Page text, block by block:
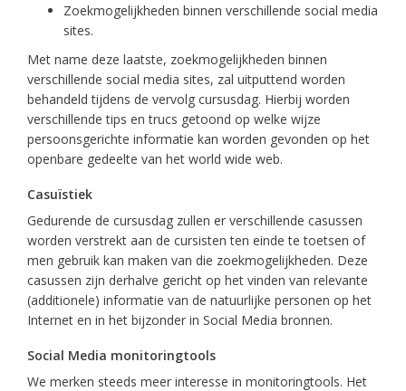
Zoekmogelijkheden binnen verschillende social media
sites.
Met name deze laatste, zoekmogelijkheden binnen
verschillende social media sites, zal uitputtend worden
behandeld tijdens de vervolg cursusdag. Hierbij worden
verschillende tips en trucs getoond op welke wijze
persoonsgerichte informatie kan worden gevonden op het
openbare gedeelte van het world wide web.
Casuïstiek
Gedurende de cursusdag zullen er verschillende casussen
worden verstrekt aan de cursisten ten einde te toetsen of
men gebruik kan maken van die zoekmogelijkheden. Deze
casussen zijn derhalve gericht op het vinden van relevante
(additionele) informatie van de natuurlijke personen op het
Internet en in het bijzonder in Social Media bronnen.
Social Media monitoringtools
We merken steeds meer interesse in monitoringtools. Het